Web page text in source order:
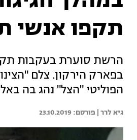
תקפו אנשי
הרשת סוערת בעקבות
בפארק הירקון. צלם
הפוליטי "הצל" נהג בה
גיא לרר | 23.10.2019